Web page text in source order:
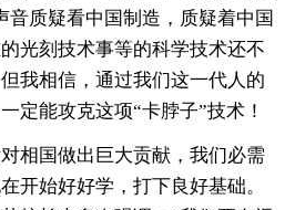
音质疑看中国制造，质疑着中国
光刻技术事等的科学技术还不
我相信，通过我们这一代人的
定能攻克这项“卡脖子”技术！
国做出巨大贡献，我们必需
开始好好学，打下良好基础。